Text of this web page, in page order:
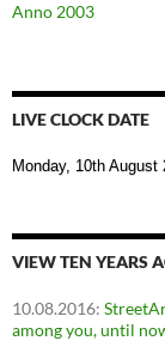
Anno 2003
LIVE CLOCK DATE
Monday, 10th August
VIEW TEN YEARS
10.08.2016:
among you, until